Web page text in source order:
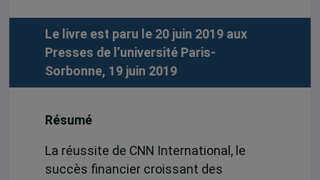
Le livre est paru le 20 juin 2019 aux
Presses de l’université Paris-
Sorbonne, 19 juin 2019
Résumé
La réussite de CNN International, le
succès financier croissant des